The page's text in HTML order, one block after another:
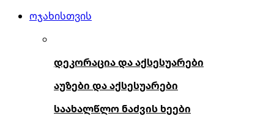
ოჯახისთვის
დეკორაცია და აქსესუარები
აუზები და აქსესუარები
საახალწლო ნაძვის ხეები